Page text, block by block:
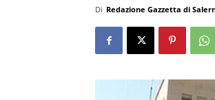
Di Redazione Gazzetta di